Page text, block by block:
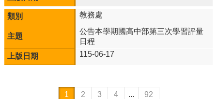
教務處
公告本學期國高中部第三次學習評量
日程
115-06-17
1 2 3 4 ... 92